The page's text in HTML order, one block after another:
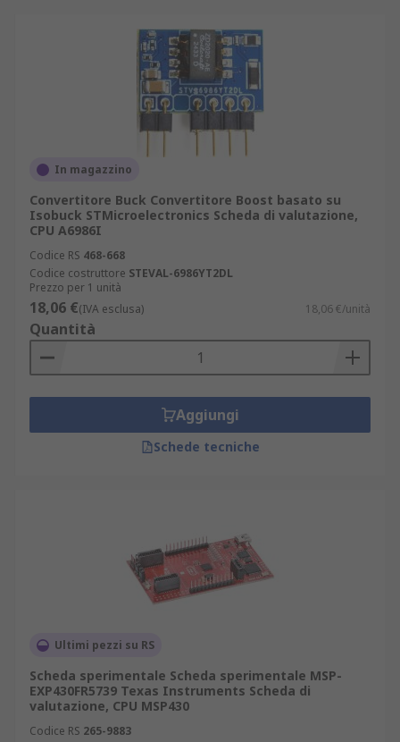
In magazzino
Convertitore Buck Convertitore Boost basato su
Isobuck STMicroelectronics Scheda di valutazione,
CPU A6986I
Codice RS 468-668
Codice costruttore STEVAL-6986YT2DL
Prezzo per 1 unità
18,06 €(IVA esclusa) 18,06 €/unità
Quantità
Aggiungi
Schede tecniche
Ultimi pezzi su RS
Scheda sperimentale Scheda sperimentale MSP-
EXP430FR5739 Texas Instruments Scheda di
valutazione, CPU MSP430
Codice RS 265-9883